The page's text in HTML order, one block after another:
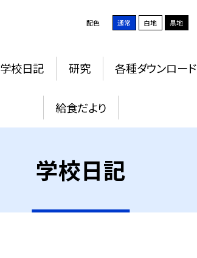
配色 通常 白地 黒地
学校日記 研究 各種ダウンロード
給食だより
学校日記